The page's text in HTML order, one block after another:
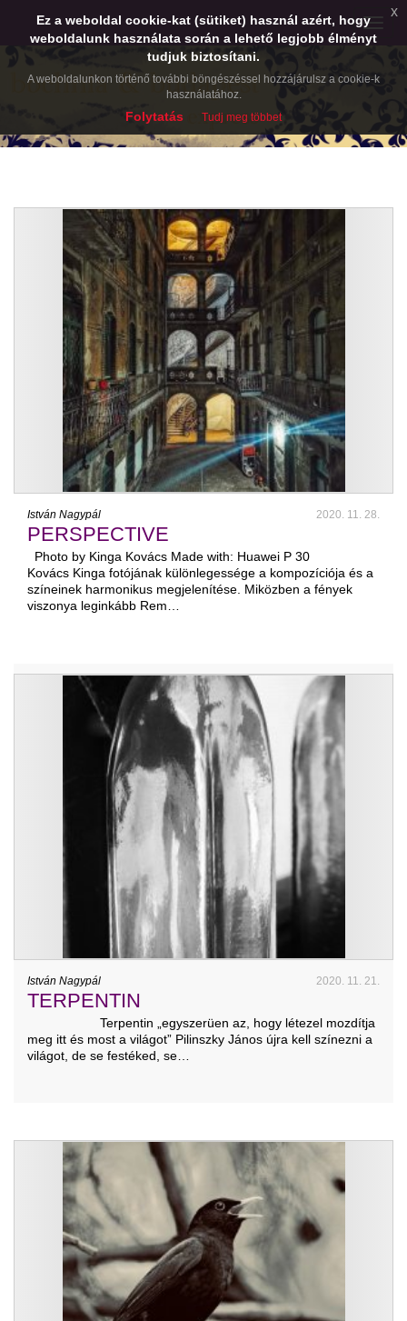
Toggle
István Nagypál 2020. 11. 28.
PERSPECTIVE
Photo by Kinga Kovács Made with: Huawei P 30
Kovács Kinga fotójának különlegessége a kompozíciója és a
színeinek harmonikus megjelenítése. Miközben a fények
viszonya leginkább Rem…
István Nagypál 2020. 11. 21.
TERPENTIN
Terpentin „egyszerüen az, hogy létezel mozdítja
meg itt és most a világot” Pilinszky János újra kell színezni a
világot, de se festéked, se…
Ez a weboldal cookie-kat (sütiket) használ azért, hogy
weboldalunk használata során a lehető legjobb élményt
tudjuk biztosítani.
A weboldalunkon történő további böngészéssel hozzájárulsz a cookie-k
használatához.
Folytatás Tudj meg többet
x